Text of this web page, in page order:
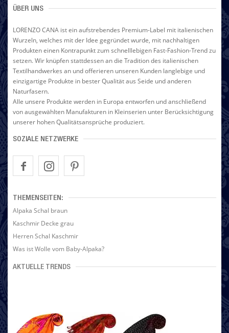
ÜBER UNS
LORENZO CANA ist ein aufstrebendes Premium-Label mit italienischen
Wurzeln, welches mit der Idee gegründet wurde, mit nachhaltigen
Produkten einen Kontrapunkt zum schnelllebigen Fast-Fashion-Trend zu
setzen. Wir knüpfen stattdessen an die Tradition des italienischen
Textilhandwerkes an und offerieren unseren Kunden langlebige und
einzigartige Produkte in bester Qualität aus Seide und anderen
Naturfasern.
Alle unsere Produkte werden in Europa entworfen und anschließend
von ausgewählten Manufakturen in Kleinserien unter Berücksichtigung
unserer hohen Qualitätsansprüche produziert.
SOZIALE NETZWERKE
THEMENSEITEN:
Alpaka Schal braun
Kaschmir Decke grau
Herren Schal Kaschmir
Was ist Wolle vom Baby-Alpaka?
AKTUELLE TRENDS